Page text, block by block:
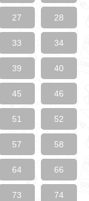
27 28
33 34
39 40
45 46
51 52
57 58
64 66
73 74